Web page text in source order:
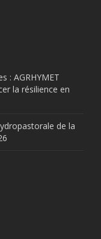
: AGRHYMET
la résilience en
de la